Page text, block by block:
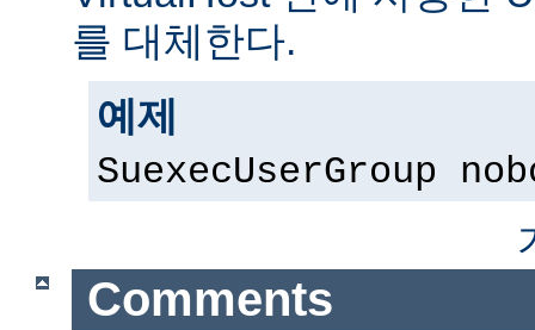
를 대체한다.
예제
SuexecUserGroup
Comments